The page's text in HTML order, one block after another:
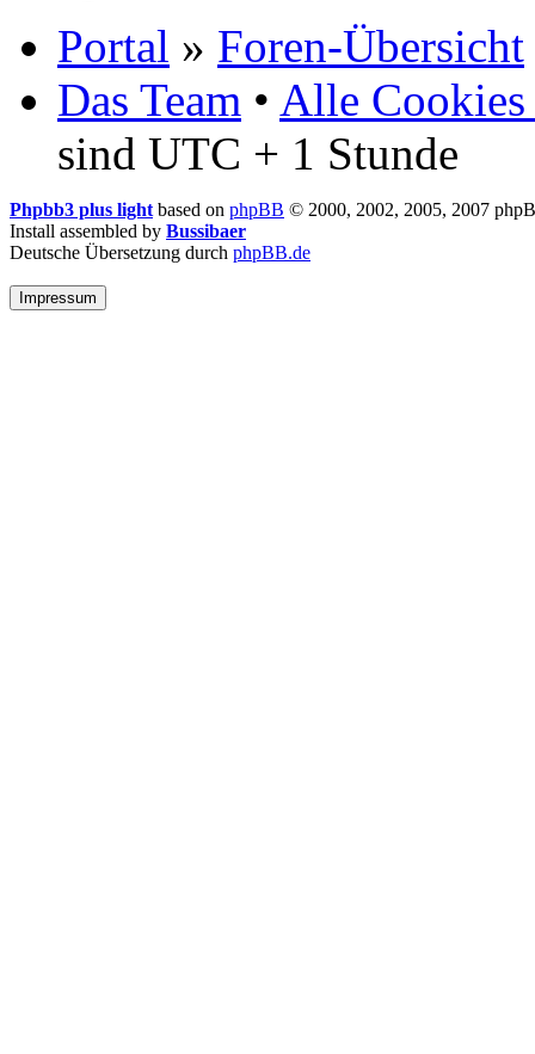
Portal » Foren-Übersicht
Das Team • Alle Cookies
sind UTC + 1 Stunde
Phpbb3 plus light based on phpBB © 2000, 2002, 2005, 2007
Install assembled by Bussibaer
Deutsche Übersetzung durch phpBB.de